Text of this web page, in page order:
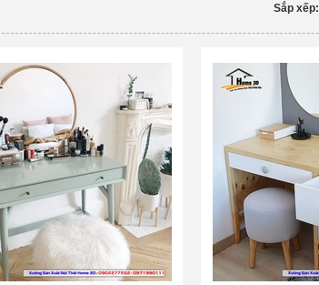
đến những mẫu mã ph
- 0971.990.111
Sắp xếp: